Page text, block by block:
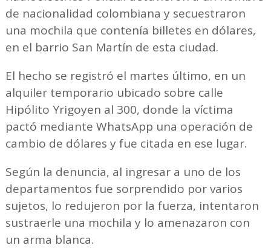
de nacionalidad colombiana y secuestraron
una mochila que contenía billetes en dólares,
en el barrio San Martín de esta ciudad.
El hecho se registró el martes último, en un
alquiler temporario ubicado sobre calle
Hipólito Yrigoyen al 300, donde la víctima
pactó mediante WhatsApp una operación de
cambio de dólares y fue citada en ese lugar.
Según la denuncia, al ingresar a uno de los
departamentos fue sorprendido por varios
sujetos, lo redujeron por la fuerza, intentaron
sustraerle una mochila y lo amenazaron con
un arma blanca.